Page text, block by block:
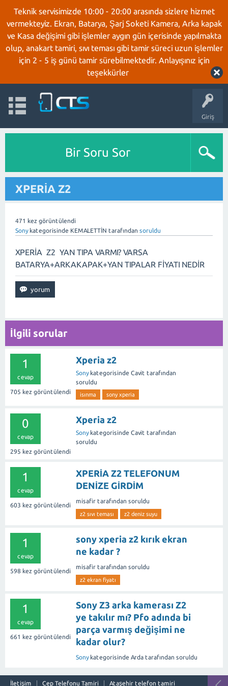
Teknik servisimizde 10:00 - 20:00 arasında sizlere hizmet
vermekteyiz. Ekran, Batarya, Şarj Soketi Kamera, Arka kapak
ve Kasa değişimi gibi işlemler aygın gün içerisinde yapılmakta
olup, anakart tamiri, sıvı teması gibi tamir süreci uzun işlemler
için 2 - 5 iş günü tamir sürebilmektedir. Anlayışınız için
teşekkürler
Giriş
Bir Soru Sor
XPERİA Z2
471 kez görüntülendi
Sonykategorisinde KEMALETTİN tarafından soruldu
XPERİA Z2 YAN TIPA VARMI? VARSA
BATARYA+ARKAKAPAK+YAN TIPALAR FİYATI NEDİR
İlgili sorular
1
cevap
705 kez görüntülendi
Xperia z2
Sonykategorisinde Cavit tarafından
soruldu
isınma sony xperia
0
cevap
295 kez görüntülendi
Xperia z2
Sonykategorisinde Cavit tarafından
soruldu
1
cevap
603 kez görüntülendi
XPERİA Z2 TELEFONUM
DENİZE GİRDİM
misafir tarafından soruldu
z2 sıvı teması z2 deniz suyu
1
cevap
598 kez görüntülendi
sony xperia z2 kırık ekran
ne kadar ?
misafir tarafından soruldu
z2 ekran fiyatı
1
cevap
661 kez görüntülendi
Sony Z3 arka kamerası Z2
ye takılır mı? Pfo adında bi
parça varmış değişimi ne
kadar olur?
Sonykategorisinde Arda tarafından soruldu
İletişim Cep Telefonu Tamiri Ataşehir telefon tamiri